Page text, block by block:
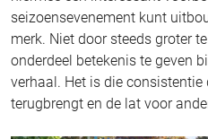
seizoensevenement kunt
merk. Niet door steeds groter
onderdeel betekenis te geven
verhaal. Het is die
terugbrengt en de lat voor